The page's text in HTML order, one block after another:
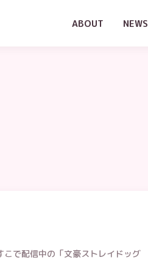
ABOUT NEWS
で配信中の「文豪ストレイドッグ